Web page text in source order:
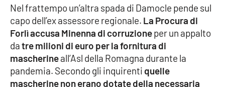
Vibo Valentia
Reggio Calabria
Cosenza
Lamezia Terme
Nel frattempo un’altra spada di Damocle pende sul
capo dell’ex assessore regionale. La Procura di
Forlì accusa Minenna di corruzioneper un appalto
datre milioni di euro per la fornitura di
mascherineall’Asl della Romagna durante la
pandemia. Secondo gli inquirenti quelle
mascherine non erano dotate della necessaria